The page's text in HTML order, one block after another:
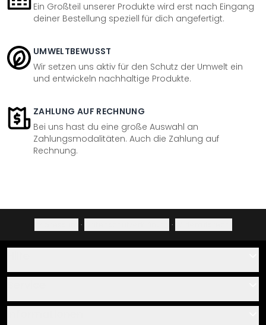
Ein Großteil unserer Produkte wird erst nach Eingang
deiner Bestellung speziell für dich angefertigt.
UMWELTBEWUSST
Wir setzen uns aktiv für den Schutz der Umwelt ein
und entwickeln nachhaltige Produkte.
ZAHLUNG AUF RECHNUNG
Bei uns hast du eine große Auswahl an
Zahlungsmodalitäten. Auch die Zahlung auf
Rechnung.
· ·
Über uns